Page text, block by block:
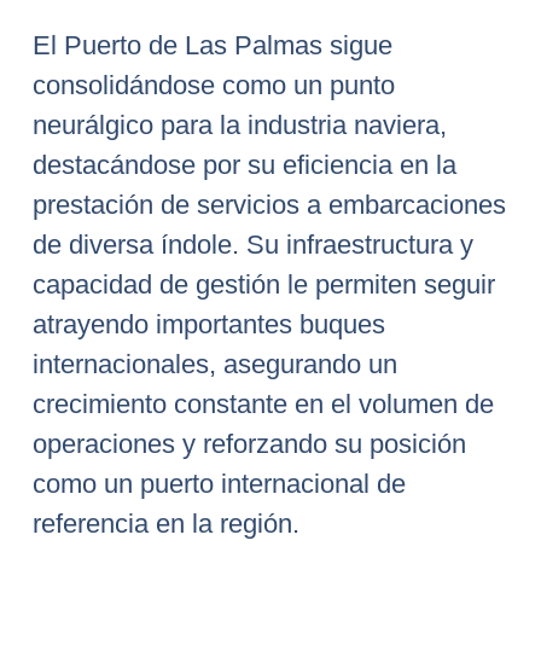
El Puerto de Las Palmas sigue
consolidándose como un punto
neurálgico para la industria naviera,
destacándose por su eficiencia en la
prestación de servicios a embarcaciones
de diversa índole. Su infraestructura y
capacidad de gestión le permiten seguir
atrayendo importantes buques
internacionales, asegurando un
crecimiento constante en el volumen de
operaciones y reforzando su posición
como un puerto internacional de
referencia en la región.